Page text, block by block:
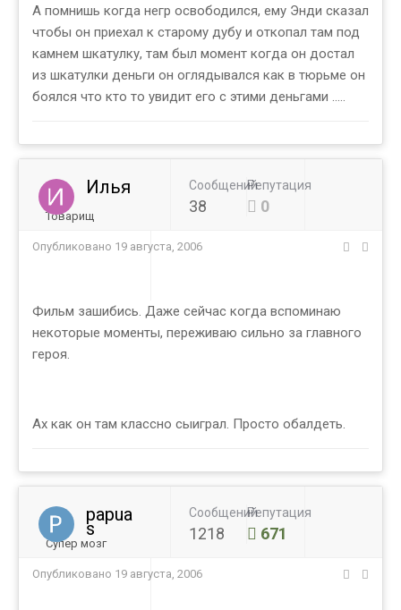
А помнишь когда негр освободился, ему Энди сказал
чтобы он приехал к старому дубу и откопал там под
камнем шкатулку, там был момент когда он достал
из шкатулки деньги он оглядывался как в тюрьме он
боялся что кто то увидит его с этими деньгами .....
Илья
Товарищ
Сообщений
38
Репутация
0
Опубликовано 19 августа, 2006
Фильм зашибись. Даже сейчас когда вспоминаю
некоторые моменты, переживаю сильно за главного
героя.
Ах как он там классно сыиграл. Просто обалдеть.
papua
s
Супер мозг
Сообщений
1218
Репутация
671
Опубликовано 19 августа, 2006